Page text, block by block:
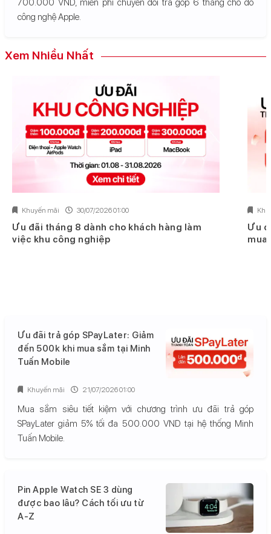
700.000 VND, miễn phí chuyển đổi trả góp 6 tháng cho đồ
công nghệ Apple.
Xem Nhiều Nhất
Khuyến mãi 30/07/2026 01:00
Ưu đãi tháng 8 dành cho khách hàng làm
việc khu công nghiệp
Ưu
mua
Ưu đãi trả góp SPayLater: Giảm
đến 500k khi mua sắm tại Minh
Tuấn Mobile
Mua sắm siêu tiết kiệm với chương trình ưu đãi trả góp
SPayLater giảm 5% tối đa 500.000 VND tại hệ thống Minh
Tuấn Mobile.
Khuyến mãi 21/07/2026 01:00
Pin Apple Watch SE 3 dùng
được bao lâu? Cách tối ưu từ
A-Z